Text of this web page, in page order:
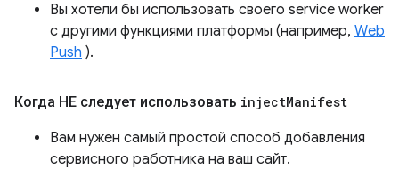
Вы хотели бы использовать своего service worker
с другими функциями платформы (например, Web
Push ).
Когда НЕ следует использовать injectManifest
Вам нужен самый простой способ добавления
сервисного работника на ваш сайт.